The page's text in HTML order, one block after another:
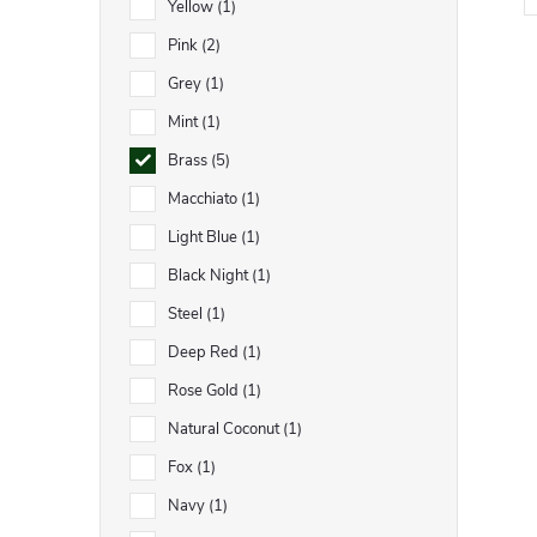
Yellow 1
Pink 2
Grey 1
Mint 1
Brass 5
Macchiato 1
Light Blue 1
Black Night 1
Steel 1
Deep Red 1
Rose Gold 1
Natural Coconut 1
Fox 1
Navy 1